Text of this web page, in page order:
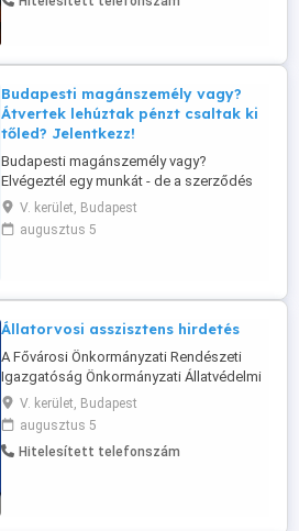
Budapesti magánszemély vagy?
Átvertek lehúztak pénzt csaltak ki
tőled? Jelentkezz!
Budapesti magánszemély vagy?
Elvégeztél egy munkát - de a szerződés
ellenére nem fizettek ki? Előleget vagy a
szolgáltatás árát kérték, de nem végezték
el a szerződésben szereplő munkát?
pénzed nyúlták le? Keress ...
V. kerület, Budapest
augusztus 5
Állatorvosi asszisztens hirdetés
A Fővárosi Önkormányzati Rendészeti
Igazgatóság Önkormányzati Állatvédelmi
Őrszolgálat felvételt hirdet állatorvosi
asszisztensi feladatok ellátására.
Jelentkezési feltételek: magyar
állampolgárság, cselekvőképesség,
V. kerület, Budapest
augusztus 5
Hitelesített telefonszám